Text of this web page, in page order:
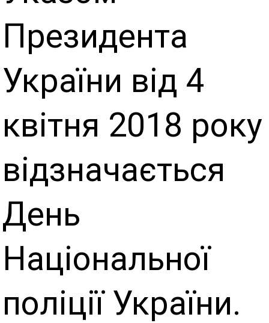
Президента
України від 4
квітня 2018 року
відзначається
День
Національної
поліції України.